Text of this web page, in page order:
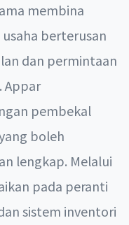
membina
berterusan
dan permintaan
Appar
pembekal
boleh
lengkap. Melalui
pada peranti
sistem inventori